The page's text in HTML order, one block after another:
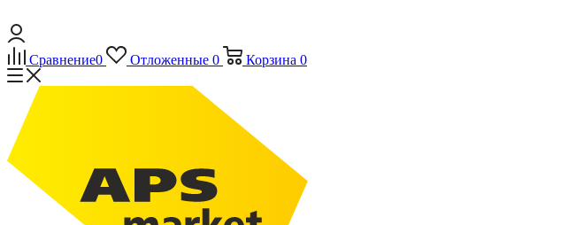
Сравнение0 Отложенные 0 Корзина 0